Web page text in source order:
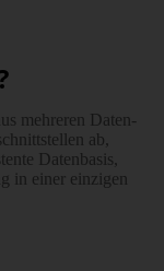
mehreren Daten­
ab,
Daten­basis,
in einer einzigen